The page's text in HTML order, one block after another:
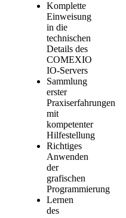
Komplette
Einweisung
in die
technischen
Details des
COMEXIO
IO-Servers
Sammlung
erster
Praxiserfahrungen
mit
kompetenter
Hilfestellung
Richtiges
Anwenden
der
grafischen
Programmierung
Lernen
des